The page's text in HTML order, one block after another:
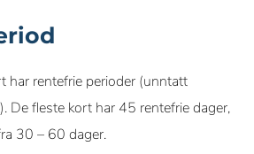
har rentefrie perioder (unntatt
De fleste kort har 45 rentefrie dager,
30 – 60 dager.